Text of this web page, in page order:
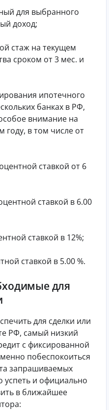
для выбранного
доход;
стаж на текущем
сроком от 3 мес. и
ипотечного
банках в РФ,
внимание на
году, в том числе от
ставкой от 6
ставкой в 6.00
ставкой в 12%;
ставкой в 5.00 %.
для
для сделки или
РФ, самый низкий
с фиксированной
побеспокоиться
запрашиваемых
успеть и официально
в ближайшее